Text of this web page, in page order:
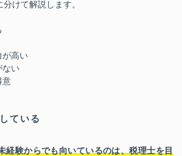
けて解説します。
が高い
ない
意
ている
経験からでも向いているのは、税理士を目